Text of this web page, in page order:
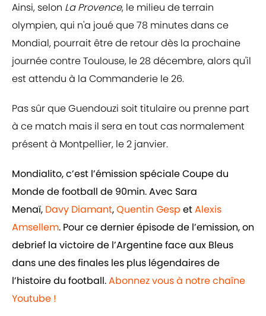
Ainsi, selon La Provence, le milieu de terrain
olympien, qui n'a joué que 78 minutes dans ce
Mondial, pourrait être de retour dès la prochaine
journée contre Toulouse, le 28 décembre, alors qu'il
est attendu à la Commanderie le 26.
Pas sûr que Guendouzi soit titulaire ou prenne part
à ce match mais il sera en tout cas normalement
présent à Montpellier, le 2 janvier.
Mondialito, c’est l’émission spéciale Coupe du
Monde de football de 90min. Avec Sara
Menaï, Davy Diamant,Quentin Gesp etAlexis
Amsellem. Pour ce dernier épisode de l’emission, on
debrief la victoire de l’Argentine face aux Bleus
dans une des finales les plus légendaires de
l’histoire du football.Abonnez vous à notre chaîne
Youtube !